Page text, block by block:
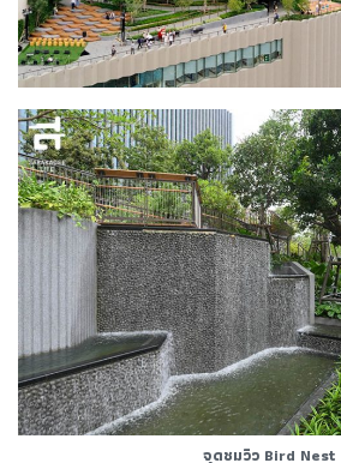
จุดชมวิว Bird Nest